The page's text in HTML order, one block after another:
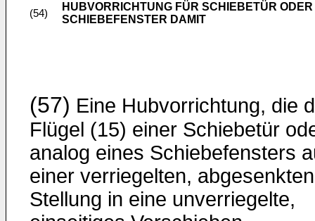
(54)
HUBVORRICHTUNG FÜR SCHIEBETÜR
SCHIEBEFENSTER DAMIT
(57) Eine Hubvorrichtung, die
Flügel (15) einer Schiebetür
analog eines Schiebefensters
einer verriegelten, abgesenkten
Stellung in eine unverriegelte,